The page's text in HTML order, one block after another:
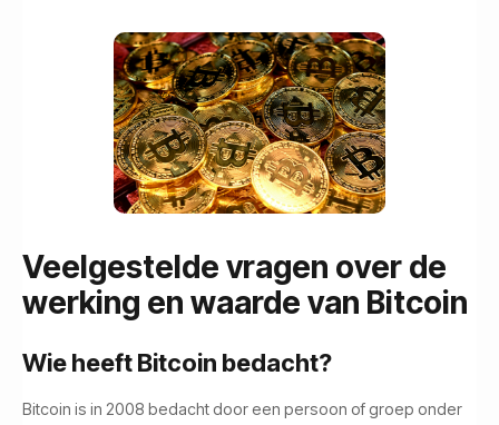
Veelgestelde vragen over de
werking en waarde van Bitcoin
Wie heeft Bitcoin bedacht?
Bitcoin is in 2008 bedacht door een persoon of groep onder